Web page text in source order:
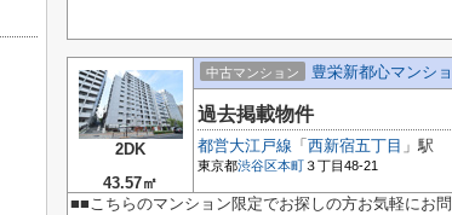
2DK
43.57㎡
中古マンション 豊栄新都心マンシ
過去掲載物件
都営大江戸線 「 西新宿五丁目 」駅
東京都渋谷区本町 ３丁目48-21
■■こちらのマンション限定でお探しの方お気軽にお